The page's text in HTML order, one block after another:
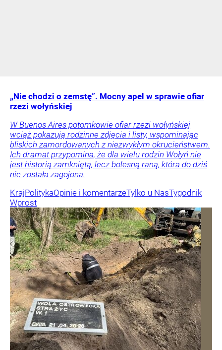
„Nie chodzi o zemstę”. Mocny apel w sprawie ofiar
rzezi wołyńskiej
W Buenos Aires potomkowie ofiar rzezi wołyńskiej
wciąż pokazują rodzinne zdjęcia i listy, wspominając
bliskich zamordowanych z niezwykłym okrucieństwem.
Ich dramat przypomina, że dla wielu rodzin Wołyń nie
jest historią zamkniętą, lecz bolesną raną, która do dziś
nie została zagojona.
KrajPolitykaOpinie i komentarzeTylko u NasTygodnik
Wprost